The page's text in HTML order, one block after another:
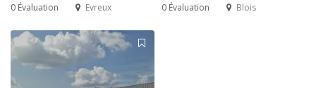
0 Évaluation Evreux 0 Évaluation Blois